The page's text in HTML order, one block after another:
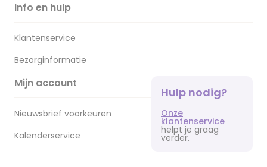
Info en hulp
Klantenservice
Bezorginformatie
Mijn account
Nieuwsbrief voorkeuren
Kalenderservice
Hulp nodig?
Onze
klantenservice
helpt je graag
verder.